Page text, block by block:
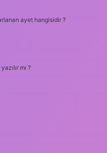
ayet hangisidir ?
mı ?